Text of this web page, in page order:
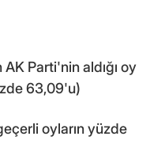
Parti'nin aldığı oy
63,09'u)
oyların yüzde